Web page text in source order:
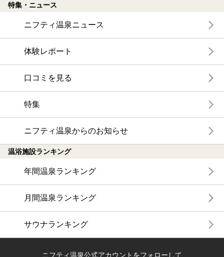
特集・ニュース
ニフティ温泉ニュース
体験レポート
口コミを見る
特集
ニフティ温泉からのお知らせ
温浴施設ランキング
年間温泉ランキング
月間温泉ランキング
サウナランキング
ニフティ温泉公式アカウントをフォローして